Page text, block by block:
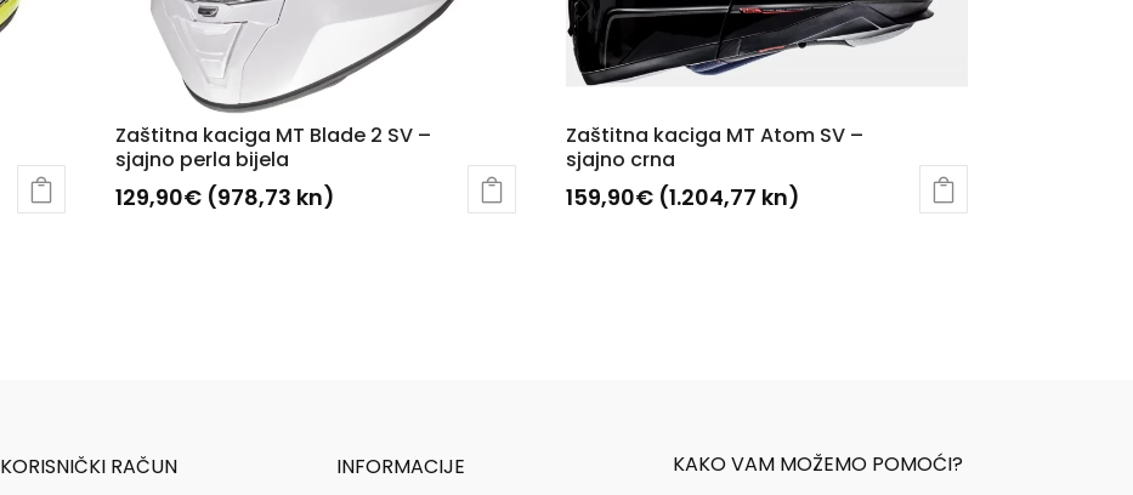
Zaštitna kaciga MT Blade 2 SV –
sjajno perla bijela
129,90€ (978,73 kn)
odabrati
Zaštitna kaciga MT Atom SV –
sjajno crna
159,90€ (1.204,77 kn)
KORISNIČKI RAČUN INFORMACIJE KAKO VAM MOŽEMO POMOĆI?